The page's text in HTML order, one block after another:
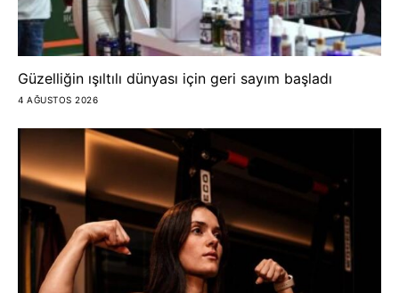
Güzelliğin ışıltılı dünyası için geri sayım başladı
4 AĞUSTOS 2026